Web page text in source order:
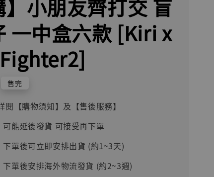
】小朋友齊打交 盲
一中盒六款 [Kiri x
售完
【購物須知】及【售後服務】
能延後發貨 可接受再下單
單後可立即安排出貨 (約1~3天)
單後安排海外物流發貨 (約2~3週)